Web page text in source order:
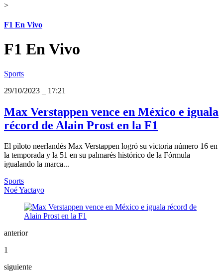
>
F1 En Vivo
F1 En Vivo
Sports
29/10/2023
17:21
Max Verstappen vence en México e iguala
récord de Alain Prost en la F1
El piloto neerlandés Max Verstappen logró su victoria número 16 en
la temporada y la 51 en su palmarés histórico de la Fórmula
igualando la marca...
Sports
Noé Yactayo
anterior
1
siguiente